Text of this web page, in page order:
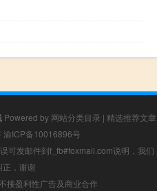
Powered by 网站分类目录 | 精选推荐文章
渝ICP备10016896号
可发邮件到f_fb#foxmail.com说明，我们
正，谢谢
接盈利性广告及商业合作